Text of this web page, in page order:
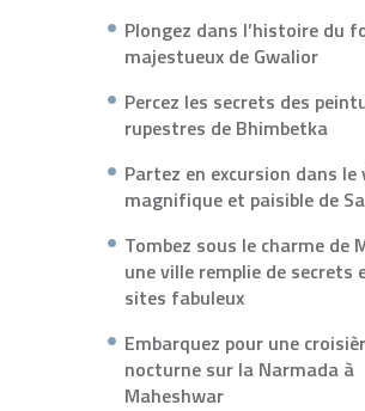
Plongez dans l’histoire du
majestueux de Gwalior
Percez les secrets des
rupestres de Bhimbetka
Partez en excursion dans le
magnifique et paisible de
Tombez sous le charme de
une ville remplie de secrets
sites fabuleux
Embarquez pour une
nocturne sur la Narmada à
Maheshwar